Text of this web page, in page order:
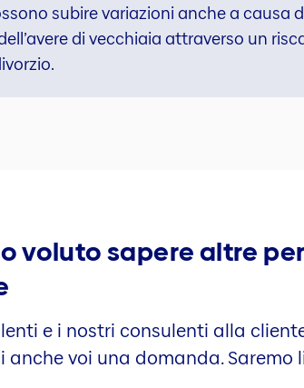
subire variazioni anche a causa
di vecchiaia attraverso un
voluto sapere altre
e i nostri consulenti alla
anche voi una domanda. Saremo